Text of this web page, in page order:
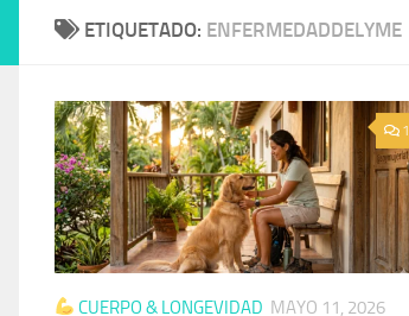
ETIQUETADO: ENFERMEDADDELYME
1
CUERPO & LONGEVIDAD MAYO 11, 2026